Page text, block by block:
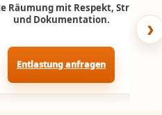
Räumung mit Respekt, Struktur
und Dokumentation.
Entlastung anfragen
›